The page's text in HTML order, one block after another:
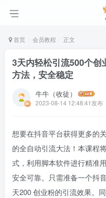
首页 会员教程 正文
3天内轻松引流500个创
方法，安全稳定
牛牛（收徒）
2023-08-14 12:48:41发布
想要在抖音平台获得更多的
的全自动引流大法！本课程
式，利用脚本软件进行精准
安全可靠。只需准备一个抖
天200创业粉的引流效果。